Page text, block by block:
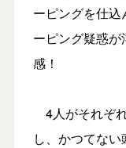
ーピングを仕
ーピング疑惑
感！
4人がそれぞ
し、かつてな